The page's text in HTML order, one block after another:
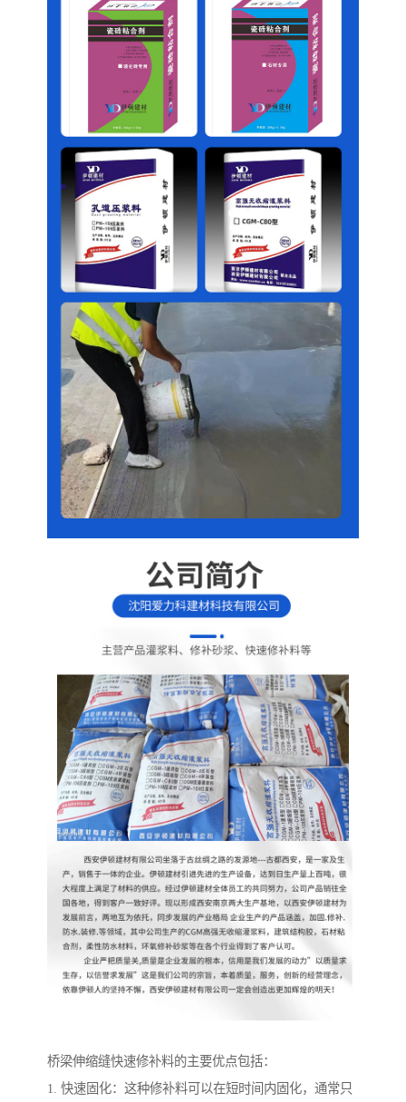
桥梁伸缩缝快速修补料的主要优点包括：
1. 快速固化：这种修补料可以在短时间内固化，通常只